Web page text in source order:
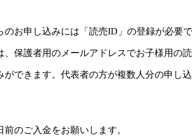
お申し込みには「読売ID」の登録が必要
保護者用のメールアドレスでお子様用の読
できます。代表者の方が複数人分の申し
のご入金をお願いします。